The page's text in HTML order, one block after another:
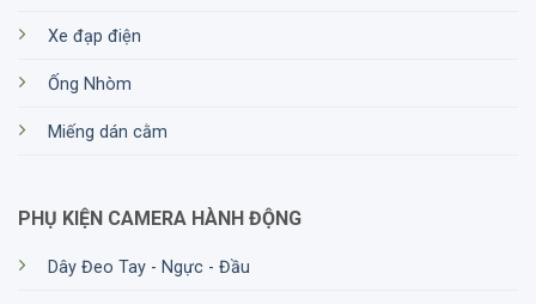
Xe đạp điện
Ống Nhòm
Miếng dán cằm
PHỤ KIỆN CAMERA HÀNH ĐỘNG
Dây Đeo Tay - Ngực - Đầu